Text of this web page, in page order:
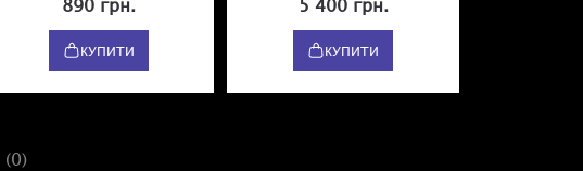
890 грн.
КУПИТИ
5 400 грн.
КУПИТИ
(0)